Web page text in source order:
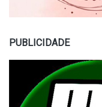
PUBLICIDADE